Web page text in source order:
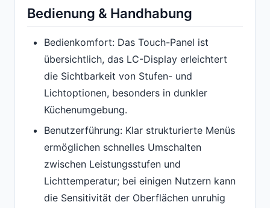
Bedienung & Handhabung
Bedienkomfort: Das Touch-Panel ist
übersichtlich, das LC-Display erleichtert
die Sichtbarkeit von Stufen- und
Lichtoptionen, besonders in dunkler
Küchenumgebung.
Benutzerführung: Klar strukturierte Menüs
ermöglichen schnelles Umschalten
zwischen Leistungsstufen und
Lichttemperatur; bei einigen Nutzern kann
die Sensitivität der Oberflächen unruhig